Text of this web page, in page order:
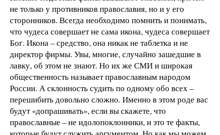
не только у противников православия, но и у его
сторонников. Всегда необходимо помнить и понимать,
что чудеса совершает не сама икона, чудеса совершает
Бог. Икона – средство, она никак не таблетка и не
директор фирмы. Увы, многие, случайно зашедшие в
лавку, об этом не знают. Но их же СМИ и широкая
общественность называет православным народом
России. А склонность судить по одному обо всех –
перешибить довольно сложно. Именно в этом роде вас
будут «допрашивать», если вы скажете, что
православные – не идолопоклонники, и это те факты,